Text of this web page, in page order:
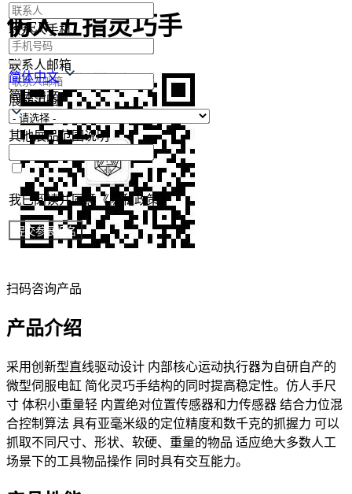
仿人五指灵巧手
扫码咨询产品
产品介绍
采用创新型直线驱动设计 内部核心运动执行器为自研自产的
微型伺服电缸 简化灵巧手结构的同时提高稳定性。仿人手尺
寸 体积小重量轻 内置绝对位置传感器和力传感器 结合力位混
合控制算法 具有亚毫米级的定位精度和数千克的抓握力 可以
抓取不同尺寸、形状、软硬、重量的物品 适应绝大多数人工
场景下的工具物品操作 同时具有交互能力。
联系人手机
联系人邮箱
展品范围
其他展品范围说明
我已阅读并同意《隐私政策》
提交参展报名
中/EN
简体中文
简体中文